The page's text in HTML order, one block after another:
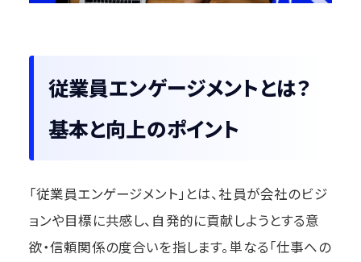
従業員エンゲージメントとは？
基本と向上のポイント
「従業員エンゲージメント」とは、社員が会社のビジ
ョンや目標に共感し、自発的に貢献しようとする意
欲・信頼関係の度合いを指します。単なる「仕事への